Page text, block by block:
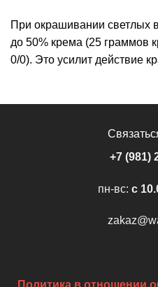
При окрашивании светлых
до 50% крема (25 граммов
0/0). Это усилит действие
+7 (981)
пн-вс: c
Политика в отношении